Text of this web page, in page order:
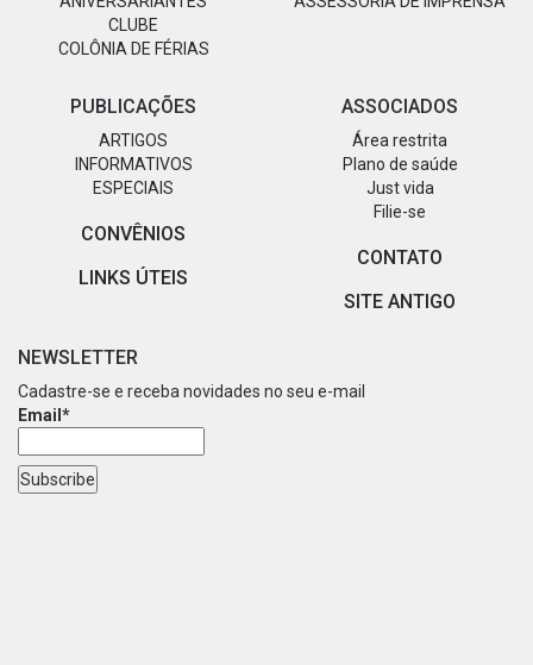
CLUBE
COLÔNIA DE FÉRIAS
PUBLICAÇÕES
ARTIGOS
INFORMATIVOS
ESPECIAIS
CONVÊNIOS
LINKS ÚTEIS
ASSOCIADOS
Área restrita
Plano de saúde
Just vida
Filie-se
CONTATO
SITE ANTIGO
NEWSLETTER
Cadastre-se e receba novidades no seu e-mail
Email*